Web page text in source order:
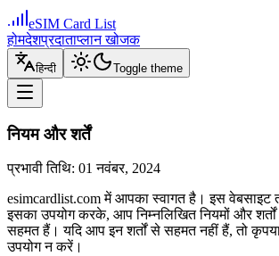
eSIM Card List
होमदेशप्रदाताप्लान खोजक
हिन्दी Toggle theme
नियम और शर्तें
प्रभावी तिथि: 01 नवंबर, 2024
esimcardlist.com में आपका स्वागत है। इस
इसका उपयोग करके, आप निम्नलिखित नियमों और
सहमत हैं। यदि आप इन शर्तों से सहमत नहीं हैं, तो कृपया
उपयोग न करें।